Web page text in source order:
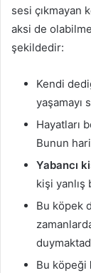
sesi çıkmayan
aksi de
şekildedir:
Kendi
yaşamayı
Hayatları
Bunun
Yabancı
kişi yanlış
Bu köpek
Bu köpeği